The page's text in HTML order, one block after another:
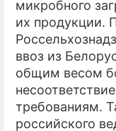
микробного
их продукции.
ввоз из
общим весом
требованиям.
российского